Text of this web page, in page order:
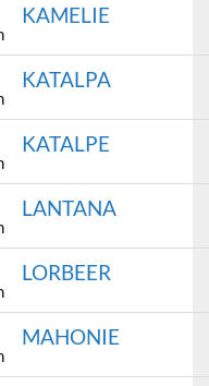
KAMELIE
KATALPA
KATALPE
LANTANA
LORBEER
MAHONIE